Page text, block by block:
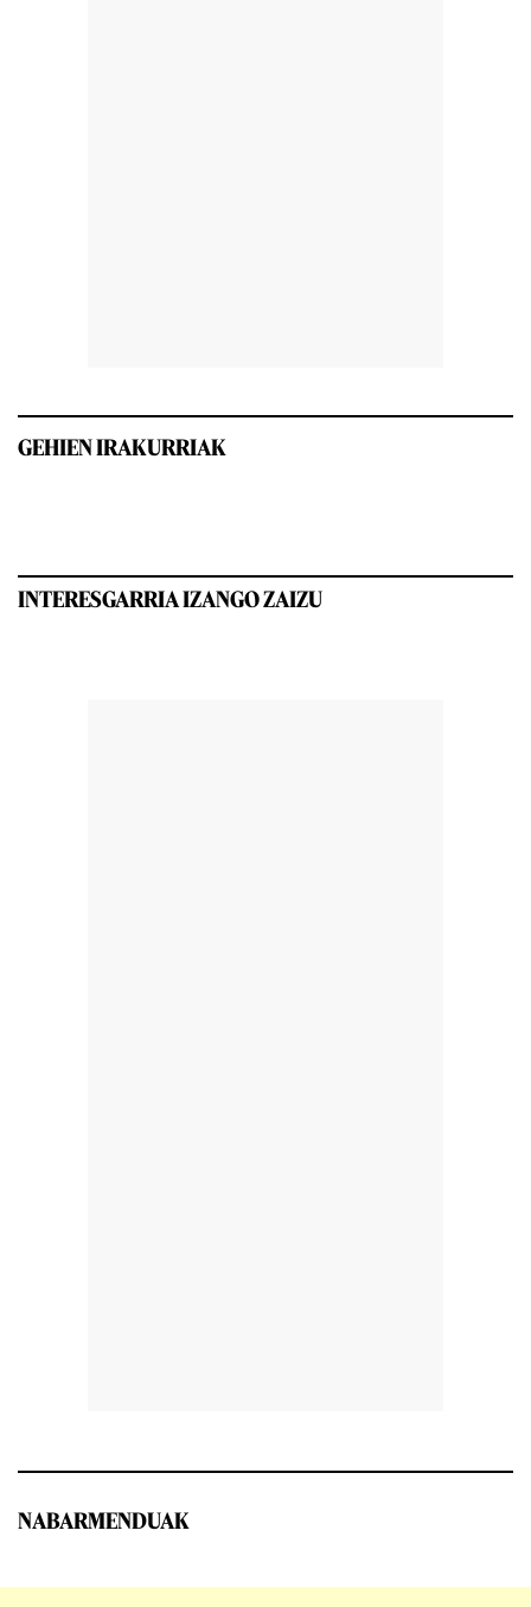
GEHIEN IRAKURRIAK
INTERESGARRIA IZANGO ZAIZU
NABARMENDUAK